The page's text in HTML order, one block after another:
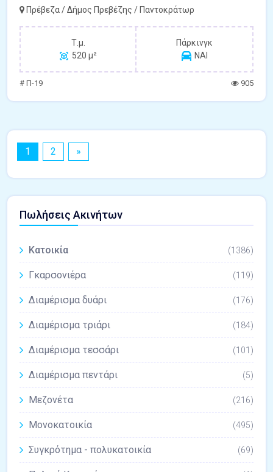
Πρέβεζα / Δήμος Πρεβέζης / Παντοκράτωρ
Τ.μ.
520 μ²
Πάρκινγκ
ΝΑΙ
# Π-19 905
1 2 »
Πωλήσεις Ακινήτων
Κατοικία (1386)
Γκαρσονιέρα (119)
Διαμέρισμα δυάρι (176)
Διαμέρισμα τριάρι (184)
Διαμέρισμα τεσσάρι (101)
Διαμέρισμα πεντάρι (5)
Μεζονέτα (216)
Μονοκατοικία (495)
Συγκρότημα - πολυκατοικία (69)